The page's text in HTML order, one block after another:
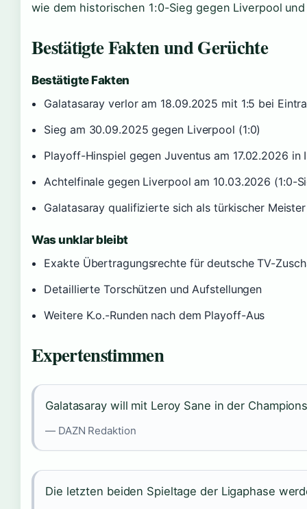
wie dem historischen 1:0-Sieg gegen Liverpool
Bestätigte Fakten und Gerüchte
Bestätigte Fakten
Galatasaray verlor am 18.09.2025 mit 1:5 bei
Sieg am 30.09.2025 gegen Liverpool (1:0)
Playoff-Hinspiel gegen Juventus am 17.02.2026 in
Achtelfinale gegen Liverpool am 10.03.2026 (1:0-
Galatasaray qualifizierte sich als türkischer
Was unklar bleibt
Exakte Übertragungsrechte für deutsche TV-
Detaillierte Torschützen und Aufstellungen
Weitere K.o.-Runden nach dem Playoff-Aus
Expertenstimmen
Galatasaray will mit Leroy Sane in der
— DAZN Redaktion
Die letzten beiden Spieltage der Ligaphase